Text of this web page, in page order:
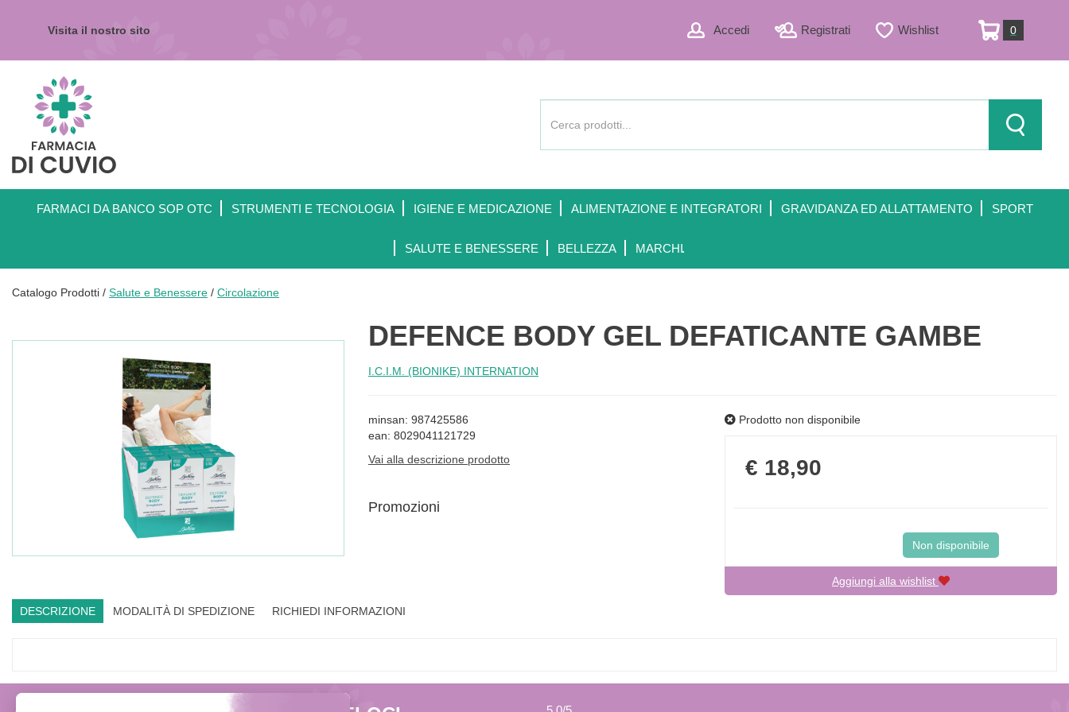
Visita il nostro sito Accedi Registrati Wishlist 0
ARTICOLI
Farmacia
Cuvio
Prodotto
Cerca
FARMACI DA BANCO SOP OTC STRUMENTI E TECNOLOGIA IGIENE E MEDICAZIONE ALIMENTAZIONE E INTEGRATORI GRAVIDANZA ED ALLATTAMENTO SPORT
SALUTE E BENESSERE BELLEZZA MARCHI
Catalogo Prodotti / Salute e Benessere / Circolazione
DEFENCE BODY GEL DEFATICANTE GAMBE
I.C.I.M. (BIONIKE) INTERNATION
minsan: 987425586
ean: 8029041121729
Vai alla descrizione prodotto
Promozioni
Prodotto non disponibile
Prezzo
€ 18,90
Non disponibile
Aggiungi alla wishlist
DESCRIZIONE MODALITÀ DI SPEDIZIONE RICHIEDI INFORMAZIONI